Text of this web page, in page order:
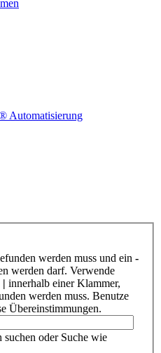
Automatisierung
werden muss und ein -
werden darf. Verwende
| innerhalb einer Klammer,
werden muss. Benutze
Übereinstimmungen.
oder Suche wie